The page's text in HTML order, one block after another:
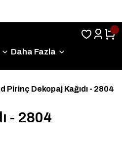
Daha Fazla
Pirinç Dekopaj Kağıdı - 2804
- 2804